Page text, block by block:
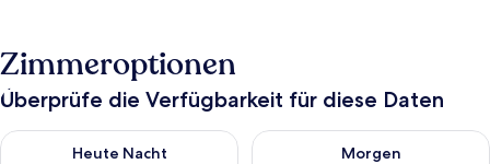
Zimmeroptionen
Überprüfe die Verfügbarkeit für diese Daten
Heute Nacht
Überprüfe die Verfügbarkeit für heute Nacht, Aug. 6 - Aug. 7.
Morgen
Überprüfe die Verfügbarkeit